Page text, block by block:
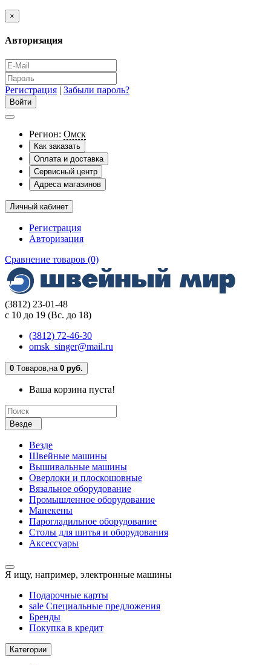
×
Авторизация
Регистрация | Забыли пароль?
Регион: Омск
Как заказать
Оплата и доставка
Сервисный центр
Адреса магазинов
Личный кабинет
Регистрация
Авторизация
Сравнение товаров (0)
(3812) 23-01-48
с 10 до 19 (Вс. до 18)
(3812) 72-46-30
omsk_singer@mail.ru
0 Tоваров,на 0 руб.
Ваша корзина пуста!
Везде
Везде
Швейные машины
Вышивальные машины
Оверлоки и плоскошовные
Вязальное оборудование
Промышленное оборудование
Манекены
Парогладильное оборудование
Столы для шитья и оборудования
Аксессуары
Я ищу, например, электронные машины
Подарочные карты
sale Специальные предложения
Бренды
Покупка в кредит
Категории